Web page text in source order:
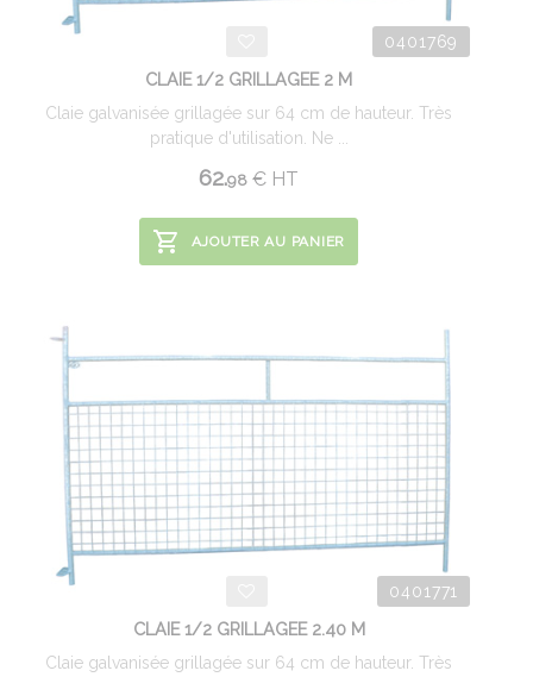
0401769
CLAIE 1/2 GRILLAGEE 2 M
Claie galvanisée grillagée sur 64 cm de hauteur. Très
pratique d'utilisation. Ne ...
62.98 € HT
AJOUTER AU PANIER
0401771
CLAIE 1/2 GRILLAGEE 2.40 M
Claie galvanisée grillagée sur 64 cm de hauteur. Très